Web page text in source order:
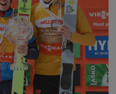
© Jan-Simon Schäfer